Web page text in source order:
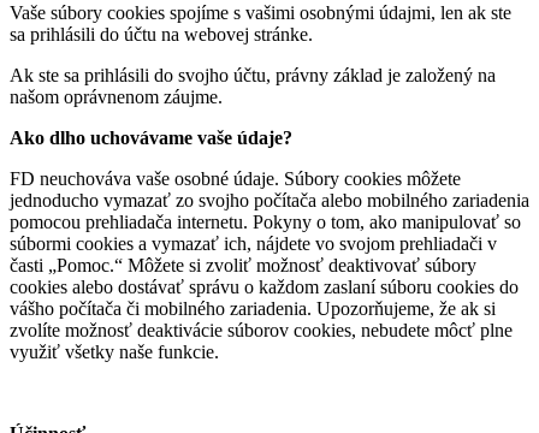
Vaše súbory cookies spojíme s vašimi osobnými údajmi, len ak ste
sa prihlásili do účtu na webovej stránke.
Ak ste sa prihlásili do svojho účtu, právny základ je založený na
našom oprávnenom záujme.
Ako dlho uchovávame vaše údaje?
FD neuchováva vaše osobné údaje. Súbory cookies môžete
jednoducho vymazať zo svojho počítača alebo mobilného zariadenia
pomocou prehliadača internetu. Pokyny o tom, ako manipulovať so
súbormi cookies a vymazať ich, nájdete vo svojom prehliadači v
časti „Pomoc.“ Môžete si zvoliť možnosť deaktivovať súbory
cookies alebo dostávať správu o každom zaslaní súboru cookies do
vášho počítača či mobilného zariadenia. Upozorňujeme, že ak si
zvolíte možnosť deaktivácie súborov cookies, nebudete môcť plne
využiť všetky naše funkcie.